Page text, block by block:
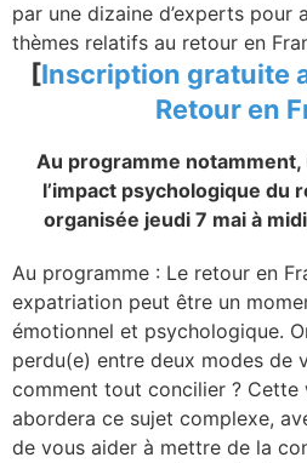
par une dizaine d’experts pour
thèmes relatifs au retour en
[Inscription gratuite
Retour en
Au programme notamment,
l’impact psychologique du
organisée jeudi 7 mai à
Au programme : Le retour en
expatriation peut être un
émotionnel et psychologique.
perdu(e) entre deux modes de
comment tout concilier ? Cette
abordera ce sujet complexe,
de vous aider à mettre de la